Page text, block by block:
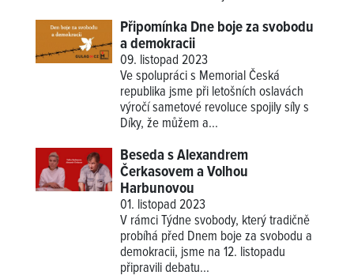
Připomínka Dne boje za svobodu
a demokracii
09. listopad 2023
Ve spolupráci s Memorial Česká
republika jsme při letošních oslavách
výročí sametové revoluce spojily síly s
Díky, že můžem a...
Beseda s Alexandrem
Čerkasovem a Volhou
Harbunovou
01. listopad 2023
V rámci Týdne svobody, který tradičně
probíhá před Dnem boje za svobodu a
demokracii, jsme na 12. listopadu
připravili debatu...